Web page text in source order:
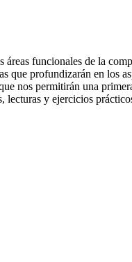
funcionales de la
que profundizarán en los
nos permitirán una
y ejercicios